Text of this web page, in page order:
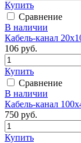
Купить
Сравнение
В наличии
Кабель-канал
106 руб.
Купить
Сравнение
В наличии
Кабель-канал
750 руб.
Купить